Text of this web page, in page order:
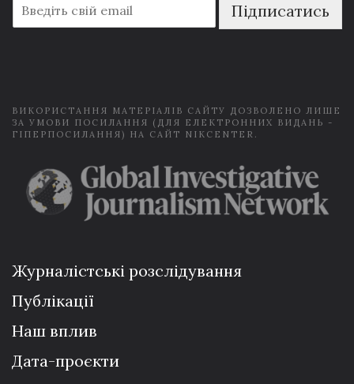
m
a
Підписатись
ВИКОРИСТАННЯ МАТЕРІАЛІВ САЙТУ ДОЗВОЛЕНО ЛИШЕ
ЗА УМОВИ ПОСИЛАННЯ (ДЛЯ ЕЛЕКТРОННИХ ВИДАНЬ -
ГІПЕРПОСИЛАННЯ) НА САЙТ NIKCENTER.
Журналістські розслідування
Публікації
Наш вплив
Дата-проєкти